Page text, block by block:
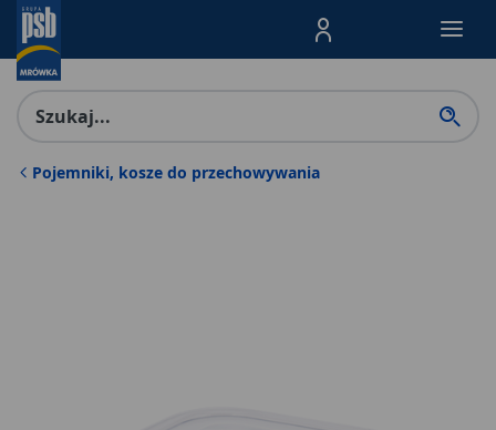
Menu Produktów,
Pojemniki, kosze do przechowywania